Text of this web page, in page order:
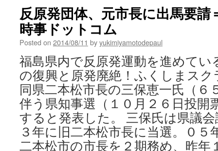
か
ら
輸
入
の
く
ず
鉄
の
一
部
に
放
射
性
反原発団体、元市長に出馬要
時事ドットコム
Posted on 2014/08/11 byyukimiyamotodepaul
福島県内で反原発運動を進めてい
の復興と原発廃絶！ふくしまス
同県二本松市長の三保恵一氏（６
伴う県知事選（１０月２６日投開
すると発表した。 三保氏は県議
３年に旧二本松市長に当選。０５
二本松市の市長を２期務め、昨年